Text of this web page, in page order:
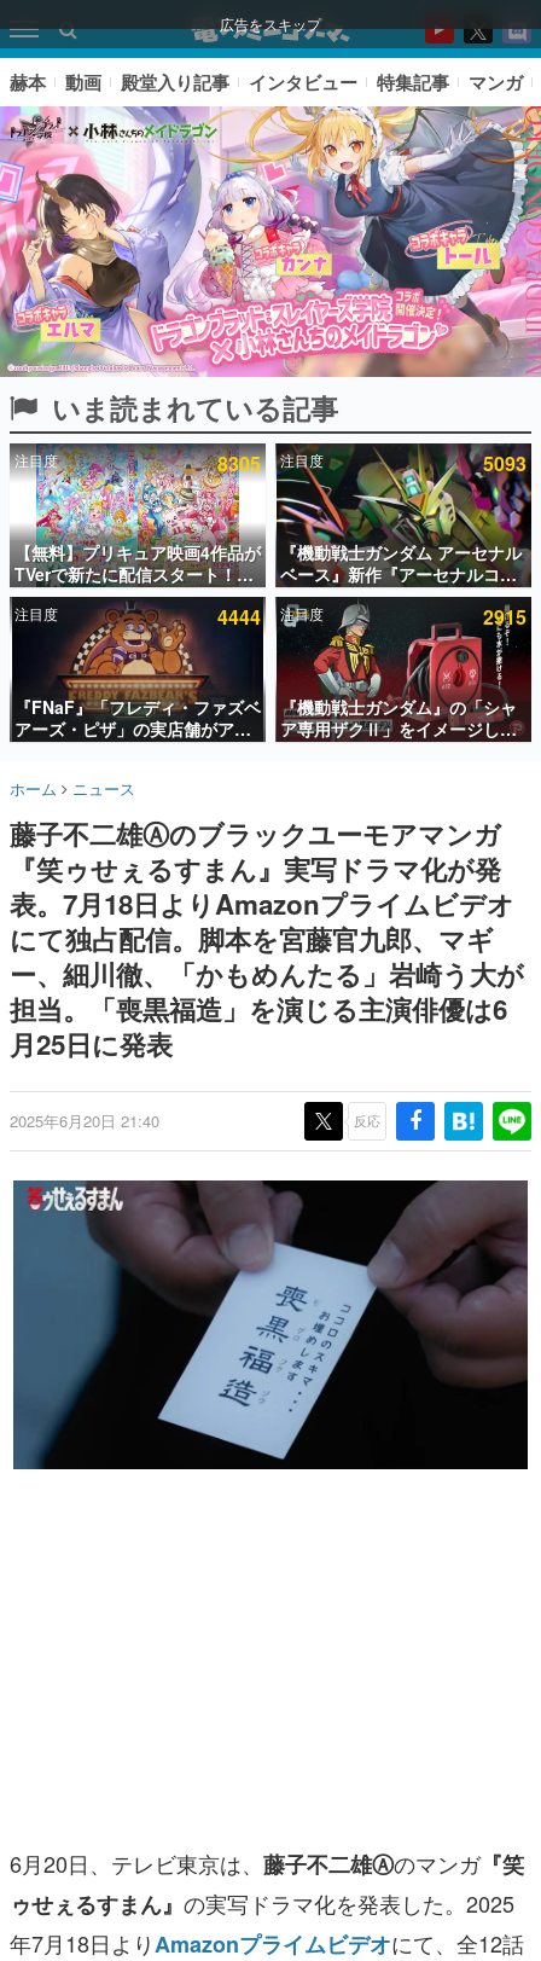
広告をスキップ
ピックアップ
電ファミのいま読まれている記事ランキング
アプリセール情報
インタビュー
連載・特集一覧
殿堂入り記事
SNS拡散数が数千以上！ ページビュー数万以上！ などな
ど。多くの人々に読まれた、電ファミ渾身の“殿堂入り”記
事をまとめました。
名作ゲームクリエイターの方々に製作時のエピソードをお
きます。
赫本
この物語を解いてはいけない。『赫本』は、〈試験問題〉
の形をした短編ホラー小説集です。
新世代に訊く
これからのデジタルゲーム市場を担う若きクリエイター達
の姿を追い、彼らのルーツと情熱を探っていきます。
ゲーム世代の作家たち
日本のコンテンツ産業やカルチャーに与えた影響を探る企
画です。
日本のモバイルゲーム史における主要なトピック・タイト
ルを網羅するほか、開発者へのインタビューや識者による
解説を掲載。約20年の歴史が一望できる決定版！
若ゲのいたり〜ゲームクリエイターの青春〜
『うつヌケ』『ペンと箸』等で知られるマンガ家・田中圭
一先生によるゲーム業界レポートマンガです。
なんでゲームは面白い？
ゲーム開発者・hamatsu氏がゲームの魅力を画面や操作の
具体的な形から解き明かしていく、硬派で骨太な評論連載
です。
ゲームが変えた日本語
「経験値」「裏技」「ラスボス」… ゲームにまつわる言葉
電ファミニコゲーマーとは？
運営：株式会社マレ
赫本 動画 殿堂入り記事 インタビュー 特集記事 マンガ
いま読まれている記事
注目度 8305
【無料】プリキュア映画4作品が
TVerで新たに配信スタート！な
んと2018年～2024年の映画ほぼ
すべてが見放題に、ぶっちゃけ
ありえないラインナップ
注目度 5093
『機動戦士ガンダム アーセナル
ベース』新作『アーセナルコマ
ンダー』発表！8月28日からオ
ープンベータテスト開催、2027
年2月下旬に稼働予定
注目度 4444
『FNaF』「フレディ・ファズベ
アーズ・ピザ」の実店舗がアメ
リカの商業施設「American
ScottGamesとの共同開発、食
事だけでなくステージショーや
没入型のホラー体験も楽しめる
注目度 2915
『機動戦士ガンダム』の「シャ
ア専用ザクⅡ」をイメージした
散水ホースリールが予約開始。
ホーム ニュース
藤子不二雄Ⓐのブラックユーモアマンガ
『笑ゥせぇるすまん』実写ドラマ化が発
表。7月18日よりAmazonプライムビデオ
にて独占配信。脚本を宮藤官九郎、マギ
ー、細川徹、「かもめんたる」岩崎う大が
担当。「喪黒福造」を演じる主演俳優は6
月25日に発表
2025年6月20日 21:40 反応
6月20日、テレビ東京は、 藤子不二雄Ⓐのマンガ『笑
ゥせぇるすまん』 の実写ドラマ化を発表した。2025
年7月18日よりAmazonプライムビデオにて、全12話